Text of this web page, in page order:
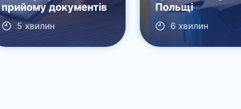
прийому документів
5 хвилин
Польщі
6 хвилин